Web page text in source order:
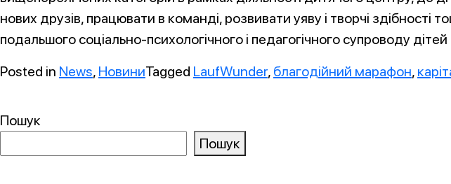
нових друзів, працювати в команді, розвивати уяву і творчі
подальшого соціально-психологічного і педагогічного супроводу
Posted in News, НовиниTagged LaufWunder, благодійний марафон,
Пошук
Пошук